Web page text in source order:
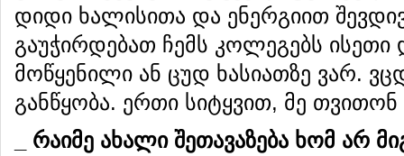
დიდი ხალისითა და ენერგიით
გაუჭირდებათ ჩემს კოლეგებს ისეთი
მოწყენილი ან ცუდ ხასიათზე ვარ.
განწყობა. ერთი სიტყვით, მე
რაიმე ახალი შეთავაზება ხომ არ